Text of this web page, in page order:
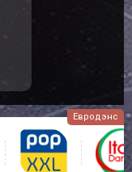
Евродэнс